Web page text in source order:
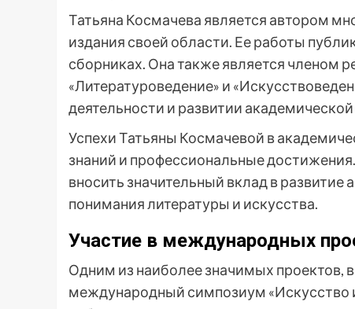
Татьяна Космачева является автором
издания своей области. Ее работы
сборниках. Она также является членом
«Литературоведение» и
деятельности и развитии
Успехи Татьяны Космачевой в
знаний и профессиональные
вносить значительный вклад в
понимания литературы и искусства.
Участие в международных
Одним из наиболее значимых проектов,
международный симпозиум «Искусство